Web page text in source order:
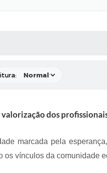
dos
marcada pela
os vínculos da comunidade